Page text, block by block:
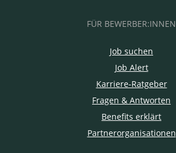
FÜR BEWERBER:INNEN
Job suchen
Job Alert
Karriere-Ratgeber
Fragen & Antworten
Benefits erklärt
Partnerorganisationen